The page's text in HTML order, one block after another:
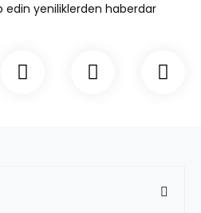
edin yeniliklerden haberdar